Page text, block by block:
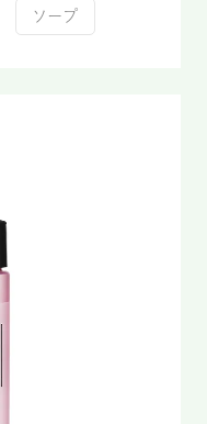
ソープ